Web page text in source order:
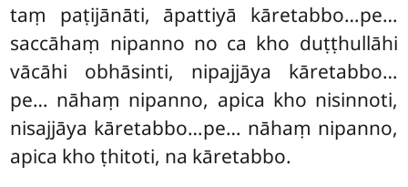
taṃ paṭijānāti, āpattiyā kāretabbo…pe…
saccāhaṃ nipanno no ca kho duṭṭhullāhi
vācāhi obhāsinti, nipajjāya kāretabbo…
pe… nāhaṃ nipanno, apica kho nisinnoti,
nisajjāya kāretabbo…pe… nāhaṃ nipanno,
apica kho ṭhitoti, na kāretabbo.